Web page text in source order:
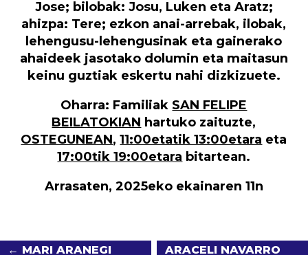
Jose; bilobak: Josu, Luken eta Aratz;
ahizpa: Tere; ezkon anai-arrebak, ilobak,
lehengusu-lehengusinak eta gainerako
ahaideek jasotako dolumin eta maitasun
keinu guztiak eskertu nahi dizkizuete.
Oharra: Familiak SAN FELIPE
BEILATOKIAN hartuko zaituzte,
OSTEGUNEAN,11:00etatik 13:00etara eta
17:00tik 19:00etara bitartean.
Arrasaten, 2025eko ekainaren 11n
← MARI ARANEGI
ARACELI NAVARRO